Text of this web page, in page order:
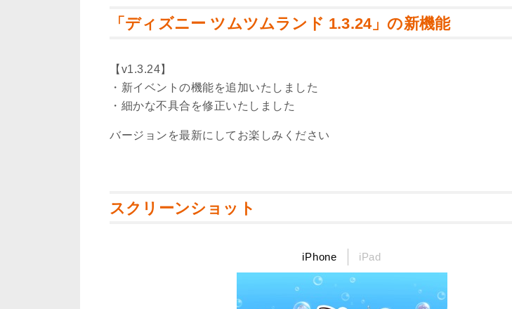
「ディズニー ツムツムランド 1.3.24」の新機能
【v1.3.24】
・新イベントの機能を追加いたしました
・細かな不具合を修正いたしました
バージョンを最新にしてお楽しみください
スクリーンショット
iPhone iPad